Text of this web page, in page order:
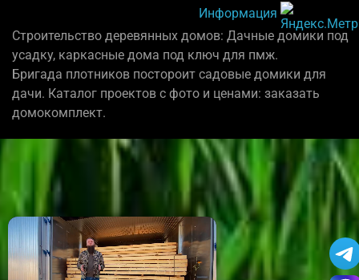
Информация
Строительство деревянных домов: Дачные домики под
усадку, каркасные дома под ключ для пмж.
Бригада плотников постороит садовые домики для
дачи. Каталог проектов с фото и ценами: заказать
домокомплект.